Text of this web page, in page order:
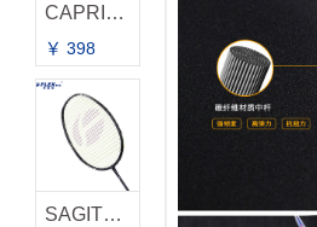
CAPRICORNUS 摩羯座
￥ 398
SAGITTARIUS 射手座